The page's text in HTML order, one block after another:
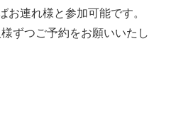
お連れ様と参加可能です。
ずつご予約をお願いいたし